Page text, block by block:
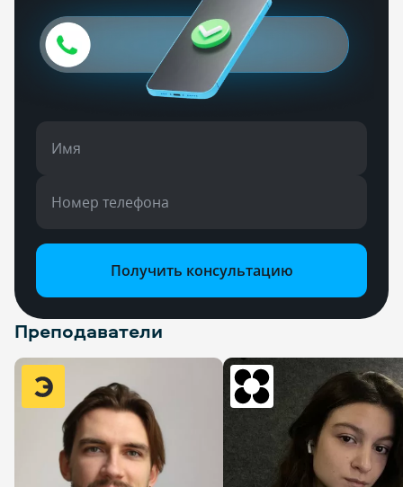
Имя
Номер телефона
Получить консультацию
Преподаватели